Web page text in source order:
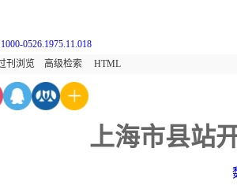
0526.1975.11.018
刊浏览 高级检索 HTML
上海市县站